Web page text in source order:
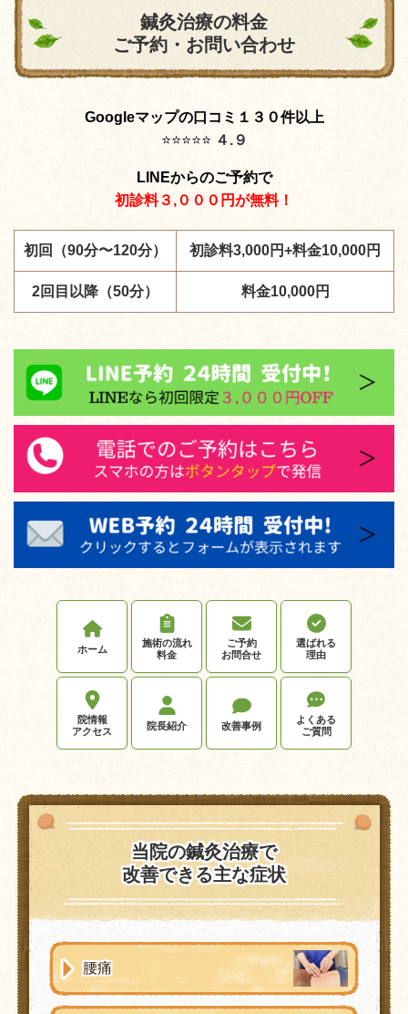
鍼灸治療の料金
ご予約・お問い合わせ
Googleマップの口コミ１３０件以上
⭐️⭐️⭐️⭐️⭐️ ４.９
LINEからのご予約で
初診料３,０００円が無料！
初回（90分〜120分） 初診料3,000円+料金10,000円
2回目以降（50分） 料金10,000円
ホーム
施術の流れ
料金
ご予約
お問合せ
選ばれる
理由
院情報
アクセス
院長紹介 改善事例
よくある
ご質問
当院の鍼灸治療で
改善できる主な症状
腰痛